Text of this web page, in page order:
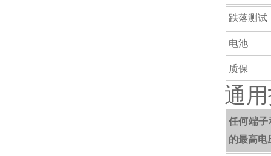
跌落测试
电池
质保
通
任何端子
的最高电